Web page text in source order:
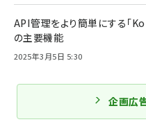
API管理をより簡単にする「
の主要機能
2025年3月5日 5:30
企画広